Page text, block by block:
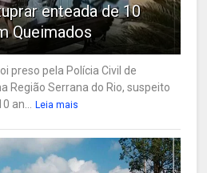
enteada de 10
Queimados
preso pela Polícia Civil de
Região Serrana do Rio, suspeito
an...
Leia mais